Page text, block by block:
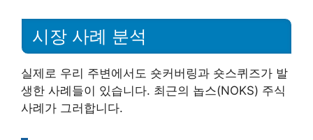
시장 사례 분석
실제로 우리 주변에서도 숏커버링과 숏스퀴즈가 발
생한 사례들이 있습니다. 최근의 놉스(NOKS) 주식
사례가 그러합니다.